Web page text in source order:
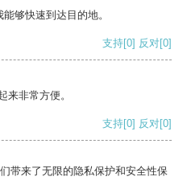
够快速到达目的地。
支持[0] 反对[0]
来非常方便。
支持[0] 反对[0]
带来了无限的隐私保护和安全性保